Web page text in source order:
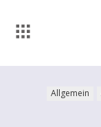
Allgemein